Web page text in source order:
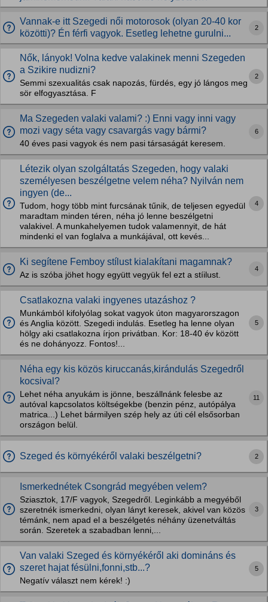
Vannak-e itt Szegedi női motorosok (olyan 20-40 kor
közötti)? Én férfi vagyok. Esetleg lehetne gurulni...
2
Nők, lányok! Volna kedve valakinek menni Szegeden
a Szikire nudizni?
Semmi szexualitás csak napozás, fürdés, egy jó lángos meg
sör elfogyasztása. F
2
Ma Szegeden valaki valami? :) Enni vagy inni vagy
mozi vagy séta vagy csavargás vagy bármi?
40 éves pasi vagyok és nem pasi társaságát keresem.
6
Létezik olyan szolgáltatás Szegeden, hogy valaki
személyesen beszélgetne velem néha? Nyilván nem
ingyen (de...
Tudom, hogy több mint furcsának tűnik, de teljesen egyedül
maradtam minden téren, néha jó lenne beszélgetni
valakivel. A munkahelyemen tudok valamennyit, de hát
mindenki el van foglalva a munkájával, ott kevés...
4
Ki segítene Femboy stílust kialakítani magamnak?
Az is szóba jöhet hogy együtt vegyük fel ezt a stíilust.
4
Csatlakozna valaki ingyenes utazáshoz ?
Munkámból kifolyólag sokat vagyok úton magyarorszagon
és Anglia között. Szegedi indulás. Esetleg ha lenne olyan
hölgy aki csatlakozna írjon privátban. Kor: 18-40 év között
és ne dohányozz. Fontos!...
5
Néha egy kis közös kiruccanás,kirándulás Szegedről
kocsival?
Lehet néha anyukám is jönne, beszállnánk felesbe az
autóval kapcsolatos költségekbe (benzin pénz, autópálya
matrica...) Lehet bármilyen szép hely az úti cél elsősorban
országon belül.
11
Szeged és környékéről valaki beszélgetni? 2
Ismerkednétek Csongrád megyében velem?
Sziasztok, 17/F vagyok, Szegedről. Leginkább a megyéből
szeretnék ismerkedni, olyan lányt keresek, akivel van közös
témánk, nem apad el a beszélgetés néhány üzenetváltás
során. Szeretek a szabadban lenni,...
3
Van valaki Szeged és környékéről aki domináns és
szeret hajat fésülni,fonni,stb...?
Negatív választ nem kérek! :)
5